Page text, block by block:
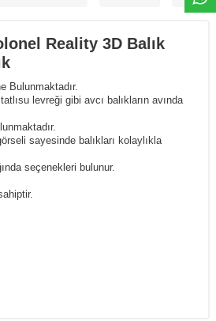
Reality 3D Balık
Bulunmaktadır.
levreği gibi avcı balıkların avında
sayesinde balıkları kolaylıkla
seçenekleri bulunur.